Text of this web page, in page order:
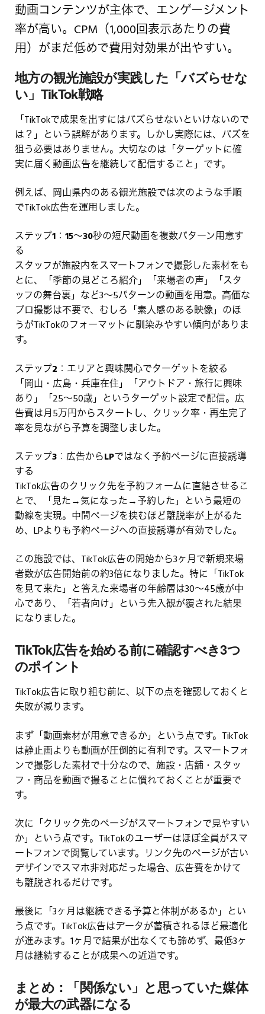
動画コンテンツが主体で、エンゲージメント
率が高い。CPM（1,000回表示あたりの費
用）がまだ低めで費用対効果が出やすい。
地方の観光施設が実践した「バズらせな
い」TikTok戦略
「TikTokで成果を出すにはバズらせないといけないので
は？」という誤解があります。しかし実際には、バズを
狙う必要はありません。大切なのは「ターゲットに確
実に届く動画広告を継続して配信すること」です。
例えば、岡山県内のある観光施設では次のような手順
でTikTok広告を運用しました。
ステップ1：15〜30秒の短尺動画を複数パターン用意す
る
スタッフが施設内をスマートフォンで撮影した素材をも
とに、「季節の見どころ紹介」「来場者の声」「スタ
ッフの舞台裏」など3〜5パターンの動画を用意。高価な
プロ撮影は不要で、むしろ「素人感のある映像」のほ
うがTikTokのフォーマットに馴染みやすい傾向がありま
す。
ステップ2：エリアと興味関心でターゲットを絞る
「岡山・広島・兵庫在住」「アウトドア・旅行に興味
あり」「25〜50歳」というターゲット設定で配信。広
告費は月5万円からスタートし、クリック率・再生完了
率を見ながら予算を調整しました。
ステップ3：広告からLPではなく予約ページに直接誘導
する
TikTok広告のクリック先を予約フォームに直結させるこ
とで、「見た→気になった→予約した」という最短の
動線を実現。中間ページを挟むほど離脱率が上がるた
め、LPよりも予約ページへの直接誘導が有効でした。
この施設では、TikTok広告の開始から3ヶ月で新規来場
者数が広告開始前の約3倍になりました。特に「TikTok
を見て来た」と答えた来場者の年齢層は30〜45歳が中
心であり、「若者向け」という先入観が覆された結果
になりました。
TikTok広告を始める前に確認すべき3つ
のポイント
TikTok広告に取り組む前に、以下の点を確認しておくと
失敗が減ります。
まず「動画素材が用意できるか」という点です。TikTok
は静止画よりも動画が圧倒的に有利です。スマートフォ
ンで撮影した素材で十分なので、施設・店舗・スタッ
フ・商品を動画で撮ることに慣れておくことが重要で
す。
次に「クリック先のページがスマートフォンで見やすい
か」という点です。TikTokのユーザーはほぼ全員がスマ
ートフォンで閲覧しています。リンク先のページが古い
デザインでスマホ非対応だった場合、広告費をかけて
も離脱されるだけです。
最後に「3ヶ月は継続できる予算と体制があるか」とい
う点です。TikTok広告はデータが蓄積されるほど最適化
が進みます。1ヶ月で結果が出なくても諦めず、最低3ヶ
月は継続することが成果への近道です。
まとめ：「関係ない」と思っていた媒体
が最大の武器になる